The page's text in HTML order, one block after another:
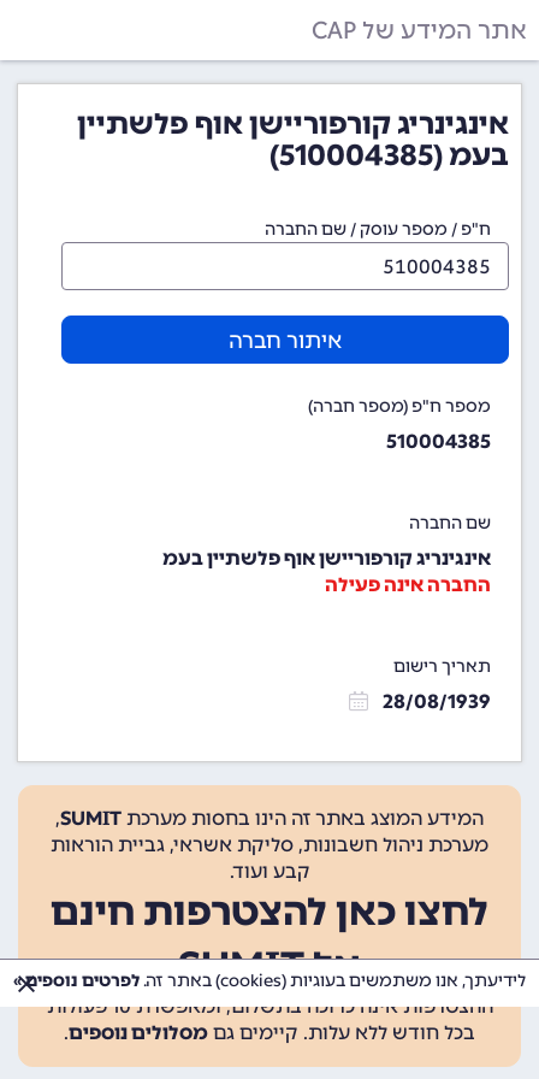
אתר המידע של CAP
אינגינריג קורפוריישן אוף פלשתיין
בעמ (510004385)
ח"פ / מספר עוסק / שם החברה
איתור חברה
מספר ח"פ (מספר חברה)
510004385
שם החברה
אינגינריג קורפוריישן אוף פלשתיין בעמ
החברה אינה פעילה
תאריך רישום
28/08/1939
המידע המוצג באתר זה הינו בחסות מערכת SUMIT
,
מערכת ניהול חשבונות, סליקת אשראי, גביית הוראות
קבע ועוד.
לחצו כאן להצטרפות חינם
אל SUMIT
ההצטרפות אינה כרוכה בתשלום, ומאפשרת 10 פעולות
בכל חודש ללא עלות. קיימים גם מסלולים נוספים.
לידיעתך, אנו משתמשים בעוגיות (cookies) באתר זה. לפרטים נוספים »